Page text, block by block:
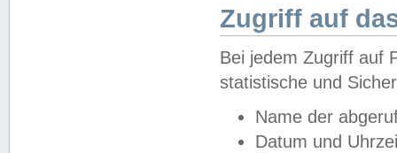
Zugriff auf
Bei jedem Zugriff auf
statistische und
Name der
Datum und